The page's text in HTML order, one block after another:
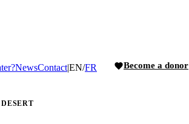
NewsContact|EN/FR Become a donor